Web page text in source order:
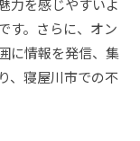
力を感じやすいよ
す。さらに、オン
に情報を発信、集
、寝屋川市での不